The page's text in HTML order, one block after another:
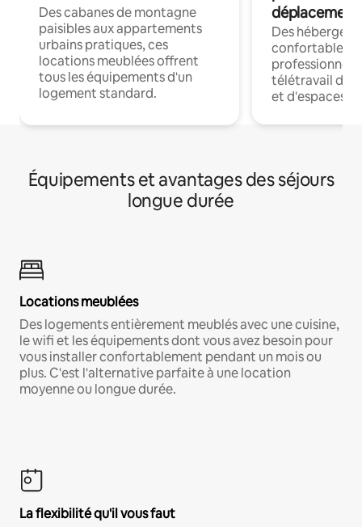
Des cabanes de montagne
paisibles aux appartements
urbains pratiques, ces
locations meublées offrent
tous les équipements d'un
logement standard.
déplacement
Des
confortables
professionnels
télétravail
et d'espaces
Équipements et avantages des séjours
longue durée
Locations meublées
Des logements entièrement meublés avec une cuisine,
le wifi et les équipements dont vous avez besoin pour
vous installer confortablement pendant un mois ou
plus. C'est l'alternative parfaite à une location
moyenne ou longue durée.
La flexibilité qu'il vous faut